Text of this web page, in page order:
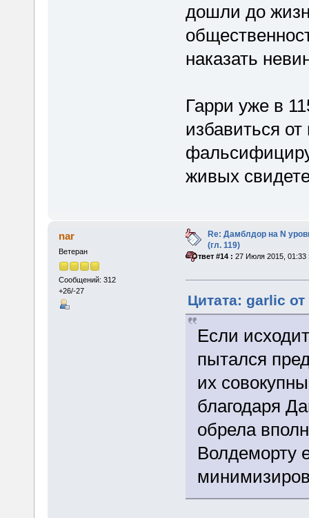
дошли до
наказать
Гарри уже в
избавиться
живых
nar
Ветеран
Сообщений: 312
+26/-27
Re: Дамблдор на N
(гл. 119)
«Ответ #14 : 27 Июля 2015, 01:33
Цитата: garlic
Если
пытался
их
благодаря
обрела
Волдеморту